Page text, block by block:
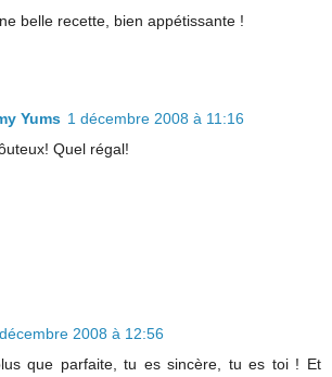
belle recette, bien appétissante !
Yums 1 décembre 2008 à 11:16
Quel régal!
2008 à 12:56
que parfaite, tu es sincère, tu es toi ! Et